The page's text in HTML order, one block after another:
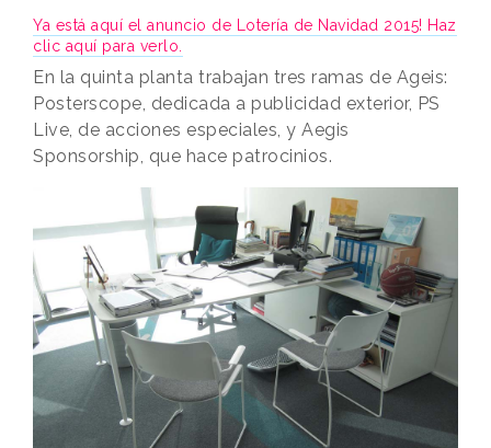
Ya está aquí el anuncio de Lotería de Navidad 2015! Haz
clic aquí para verlo.
En la quinta planta trabajan tres ramas de Ageis:
Posterscope, dedicada a publicidad exterior, PS
Live, de acciones especiales, y Aegis
Sponsorship, que hace patrocinios.